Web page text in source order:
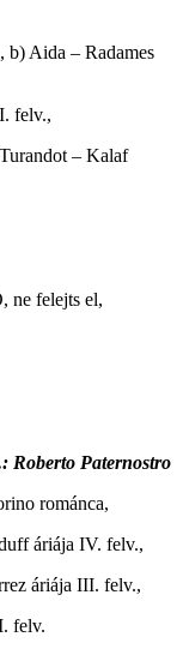
b) Aida – Radames
felv.,
– Kalaf
ne felejts el,
Roberto Paternostro
románca,
áriája IV. felv.,
áriája III. felv.,
felv.